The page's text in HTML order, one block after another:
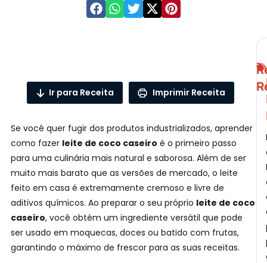
Ir para Receita Imprimir Receita
Se você quer fugir dos produtos industrializados, aprender
como fazer leite de coco caseiro é o primeiro passo
para uma culinária mais natural e saborosa. Além de ser
muito mais barato que as versões de mercado, o leite
feito em casa é extremamente cremoso e livre de
aditivos químicos. Ao preparar o seu próprio leite de coco
caseiro, você obtém um ingrediente versátil que pode
ser usado em moquecas, doces ou batido com frutas,
garantindo o máximo de frescor para as suas receitas.